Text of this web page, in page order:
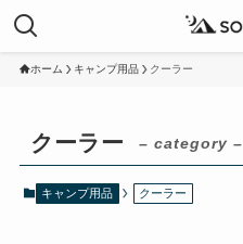
ホーム キャンプ用品 クーラー
クーラー – category –
キャンプ用品 クーラー